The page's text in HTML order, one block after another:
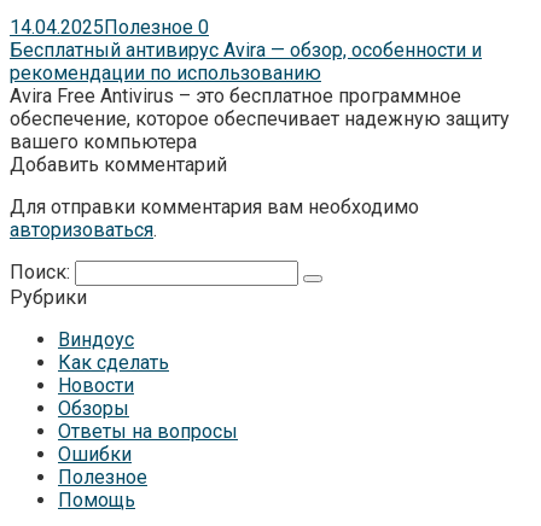
14.04.2025Полезное 0
Бесплатный антивирус Avira — обзор, особенности и
рекомендации по использованию
Avira Free Antivirus – это бесплатное программное
обеспечение, которое обеспечивает надежную защиту
вашего компьютера
Добавить комментарий
Для отправки комментария вам необходимо
авторизоваться.
Поиск:
Рубрики
Виндоус
Как сделать
Новости
Обзоры
Ответы на вопросы
Ошибки
Полезное
Помощь